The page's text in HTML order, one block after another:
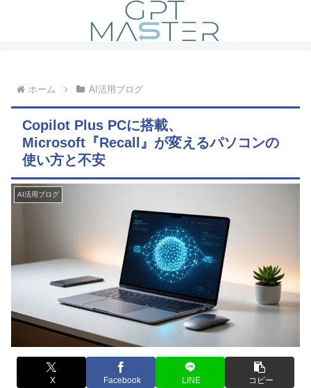
ホーム AI活用ブログ
Copilot Plus PCに搭載、
Microsoft『Recall』が変えるパソコンの
使い方と不安
AI活用ブログ
X Facebook LINE コピー